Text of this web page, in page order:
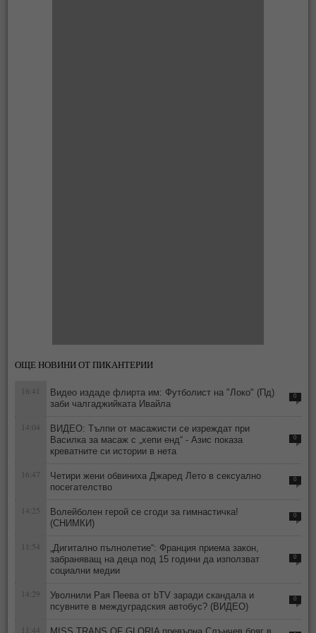
ОЩЕ НОВИНИ ОТ ПИКАНТЕРИИ
16:41
Видео издаде флирта им: Футболист на "Локо" (Пд)
заби чалгаджийката Ивайла
0
14:04
ВИДЕО: Тълпи от масажисти се изреждат при
Василка за масаж с „хепи енд“ - Азис показа
креватните си истории в нета
0
16:47
Четири жени обвиниха Джаред Лето в сексуално
посегателство
0
14:25
Волейболен герой се сгоди за гимнастичка!
(СНИМКИ)
0
11:54
„Дигитално пълнолетие“: Франция приема закон,
забраняващ на деца под 15 години да използват
социални медии
0
14:29
Уволнили Рая Пеева от bTV заради скандала и
псувните в междуградския автобус? (ВИДЕО)
0
11:44